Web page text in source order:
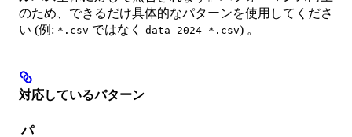
のため、できるだけ具体的なパターンを使用してくださ
い (例: *.csv ではなく data-2024-*.csv) 。
対応しているパターン
パ